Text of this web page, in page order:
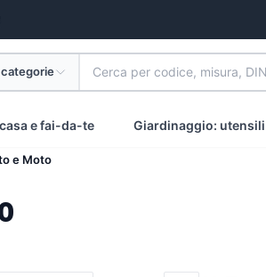
Cerca per codice, misura,
e fai-da-te Giardinaggio:
e Moto